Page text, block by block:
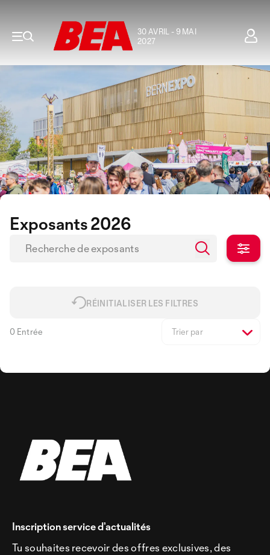
30 AVRIL - 9 MAI
2027
Exposants 2026
RÉINITIALISER LES FILTRES
0 Entrée Trier par
Inscription service d’actualités
Tu souhaites recevoir des offres exclusives, des